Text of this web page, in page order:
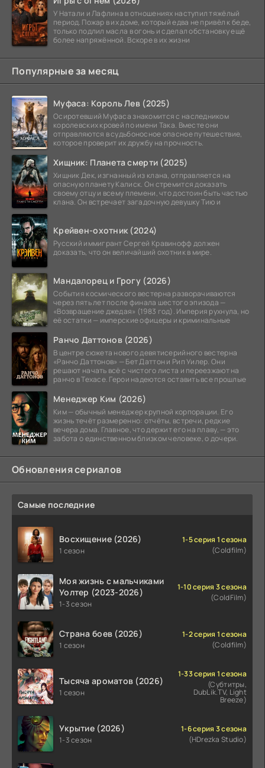
У Натали и Лафлина в отношениях наступил тяжёлый
период. Пожар в их доме, который едва не привёл к беде,
только подлил масла в огонь и сделал обстановку ещё
более напряжённой. Вскоре в их жизни
Популярные за месяц
Муфаса: Король Лев (2025)
Осиротевший Муфаса знакомится с наследником
королевских кровей по имени Така. Вместе они
отправляются в судьбоносное опасное путешествие,
которое проверит их дружбу на прочность.
Хищник: Планета смерти (2025)
Хищник Дек, изгнанный из клана, отправляется на
опасную планету Калиск. Он стремится доказать
своему отцу и всему племени, что достоин быть частью
клана. Он встречает загадочную девушку Тию и
Крейвен-охотник (2024)
Русский иммигрант Сергей Кравинофф должен
доказать, что он величайший охотник в мире.
Мандалорец и Грогу (2026)
События космического вестерна разворачиваются
через пять лет после финала шестого эпизода —
«Возвращение джедая» (1983 год). Империя рухнула, но
её остатки — имперские офицеры и криминальные
Ранчо Даттонов (2026)
В центре сюжета нового девятисерийного вестерна
«Ранчо Даттонов» — Бет Даттон и Рип Уилер. Они
решают начать всё с чистого листа и переезжают на
ранчо в Техасе. Герои надеются оставить все прошлые
Менеджер Ким (2026)
Ким — обычный менеджер крупной корпорации. Его
жизнь течёт размеренно: отчёты, встречи, редкие
вечера дома. Главное, что держит его на плаву, — это
забота о единственном близком человеке, о дочери.
Обновления сериалов
Самые последние
Восхищение (2026)
1 сезон
1-5 серия 1 сезона
(Coldfilm)
Моя жизнь с мальчиками
Уолтер (2023-2026)
1-3 сезон
1-10 серия 3 сезона
(ColdFilm)
Страна боев (2026)
1 сезон
1-2 серия 1 сезона
(Coldfilm)
Тысяча ароматов (2026)
1 сезон
1-33 серия 1 сезона
(Субтитры,
DubLik.TV, Light
Breeze)
Укрытие (2026)
1-3 сезон
1-6 серия 3 сезона
(HDrezka Studio)